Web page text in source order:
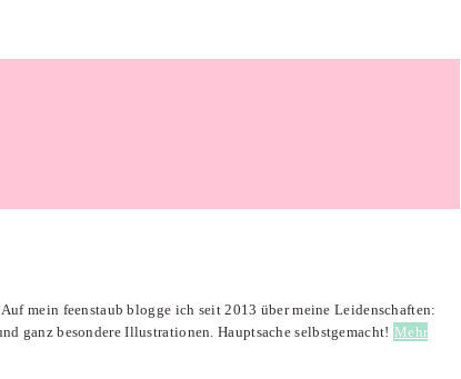
mein feenstaub blogge ich seit 2013 über meine Leidenschaften:
ganz besondere Illustrationen. Hauptsache selbstgemacht! Mehr